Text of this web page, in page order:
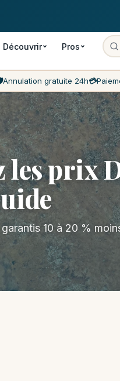
Découvrir Pros
Annulation gratuite 24h💳
les prix
10 à 20 %